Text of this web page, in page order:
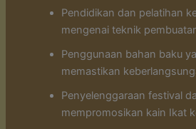
Pendidikan dan pelatihan
mengenai teknik
Penggunaan bahan baku
memastikan
Penyelenggaraan festival
mempromosikan kain Ikat